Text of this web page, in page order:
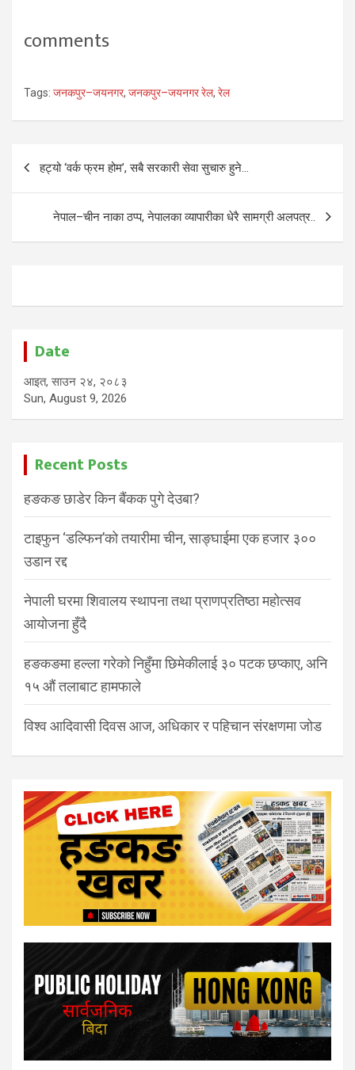
comments
Tags: जनकपुर–जयनगर, जनकपुर–जयनगर रेल, रेल
Post
navigation
हट्यो ‘वर्क फ्रम होम’, सबै सरकारी सेवा सुचारु हुने…
नेपाल–चीन नाका ठप्प, नेपालका व्यापारीका धेरै सामग्री अलपत्र..
Date
आइत, साउन २४, २०८३
Sun, August 9, 2026
Recent Posts
हङकङ छाडेर किन बैंकक पुगे देउबा?
टाइफुन ‘डल्फिन’को तयारीमा चीन, साङ्घाईमा एक हजार ३००
उडान रद्द
नेपाली घरमा शिवालय स्थापना तथा प्राणप्रतिष्ठा महोत्सव
आयोजना हुँदै
हङकङमा हल्ला गरेको निहुँमा छिमेकीलाई ३० पटक छप्काए, अनि
१५ औं तलाबाट हामफाले
विश्व आदिवासी दिवस आज, अधिकार र पहिचान संरक्षणमा जोड